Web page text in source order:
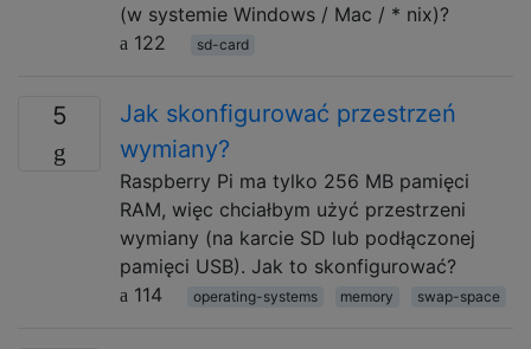
(w systemie Windows / Mac / * nix)?
122
sd-card
5
Jak skonfigurować przestrzeń
wymiany?
Raspberry Pi ma tylko 256 MB pamięci
RAM, więc chciałbym użyć przestrzeni
wymiany (na karcie SD lub podłączonej
pamięci USB). Jak to skonfigurować?
114
operating-systems memory swap-space